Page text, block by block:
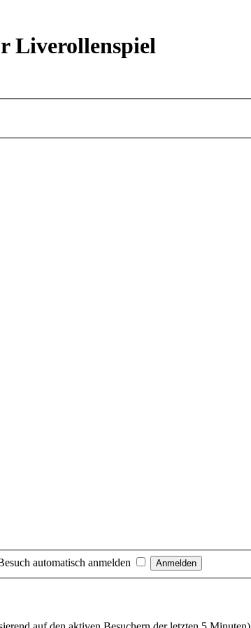
Liverollenspiel
automatisch anmelden